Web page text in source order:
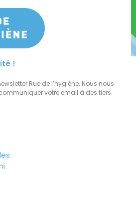
!
Rue de l’hygiène. Nous nous
votre email à des tiers.